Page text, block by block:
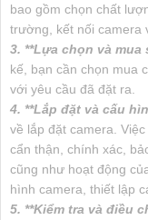
bao gồm chọn chất
trường, kết nối camera
3. **Lựa chọn và mua
kế, bạn cần chọn mua
với yêu cầu đã đặt ra.
4. **Lắp đặt và cấu
về lắp đặt camera.
cẩn thận, chính xác,
cũng như hoạt động
hình camera, thiết lập
5. **Kiểm tra và điều